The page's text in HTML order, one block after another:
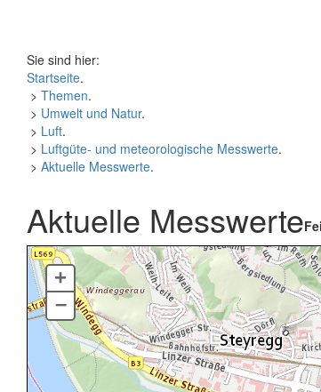
Sie sind hier:
Startseite.
> Themen.
> Umwelt und Natur.
> Luft.
> Luftgüte- und meteorologische Messwerte.
> Aktuelle Messwerte.
Aktuelle Messwerte
+
–